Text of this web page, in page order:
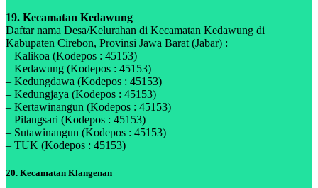
19. Kecamatan Kedawung
Daftar nama Desa/Kelurahan di Kecamatan Kedawung di
Kabupaten Cirebon, Provinsi Jawa Barat (Jabar) :
– Kalikoa (Kodepos : 45153)
– Kedawung (Kodepos : 45153)
– Kedungdawa (Kodepos : 45153)
– Kedungjaya (Kodepos : 45153)
– Kertawinangun (Kodepos : 45153)
– Pilangsari (Kodepos : 45153)
– Sutawinangun (Kodepos : 45153)
– TUK (Kodepos : 45153)
20. Kecamatan Klangenan